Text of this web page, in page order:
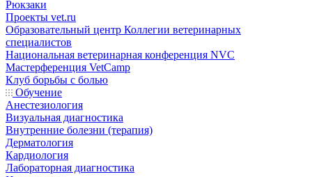
Рюкзаки
Проекты vet.ru
Образовательный центр Коллегии ветеринарных
специалистов
Национальная ветеринарная конференция NVC
Мастерференция VetCamp
Клуб борьбы с болью
Обучение
Анестезиология
Визуальная диагностика
Внутренние болезни (терапия)
Дерматология
Кардиология
Лабораторная диагностика